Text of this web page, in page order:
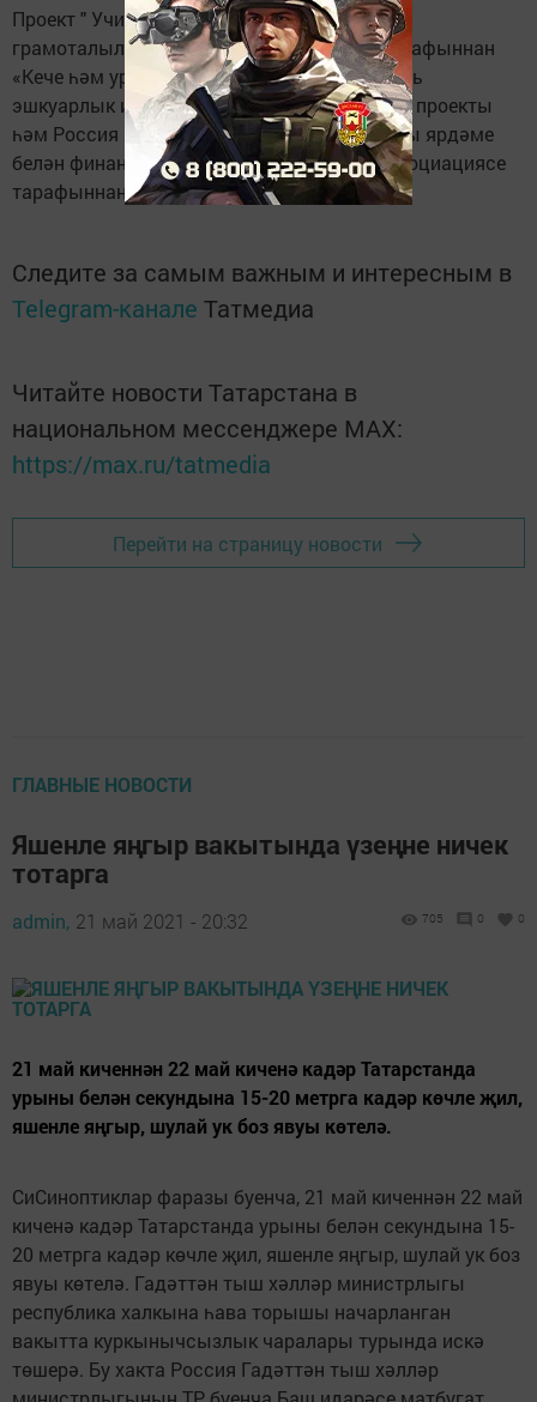
Проект " Учи.ру", Россия Банкы һәм финанс
грамоталылыгын үстерү ассоциациясе тарафыннан
«Кече һәм урта эшкуарлык һәм индивидуаль
эшкуарлык инициативасына ярдәм» милли проекты
һәм Россия Икътисадый үсеш министрлыгы ярдәме
белән финанс грамоталылыгын үстерү ассоциациясе
тарафыннан оештырылды.
Следите за самым важным и интересным в
Telegram-канале Татмедиа
Читайте новости Татарстана в
национальном мессенджере MАХ:
https://max.ru/tatmedia
Перейти на страницу новости
ГЛАВНЫЕ НОВОСТИ
Яшенле яңгыр вакытында үзеңне ничек
тотарга
admin, 21 май 2021 - 20:32 705 0 0
21 май киченнән 22 май киченә кадәр Татарстанда
урыны белән секундына 15-20 метрга кадәр көчле җил,
яшенле яңгыр, шулай ук боз явуы көтелә.
СиСиноптиклар фаразы буенча, 21 май киченнән 22 май
киченә кадәр Татарстанда урыны белән секундына 15-
20 метрга кадәр көчле җил, яшенле яңгыр, шулай ук боз
явуы көтелә. Гадәттән тыш хәлләр министрлыгы
республика халкына һава торышы начарланган
вакытта куркынычсызлык чаралары турында искә
төшерә. Бу хакта Россия Гадәттән тыш хәлләр